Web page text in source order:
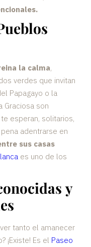
la calma,
verdes que invitan
Papagayo o la
Graciosa son
esperan, solitarios,
adentrarse en
sus casas
es uno de los
y
tanto el amanecer
¡Existe! Es el Paseo